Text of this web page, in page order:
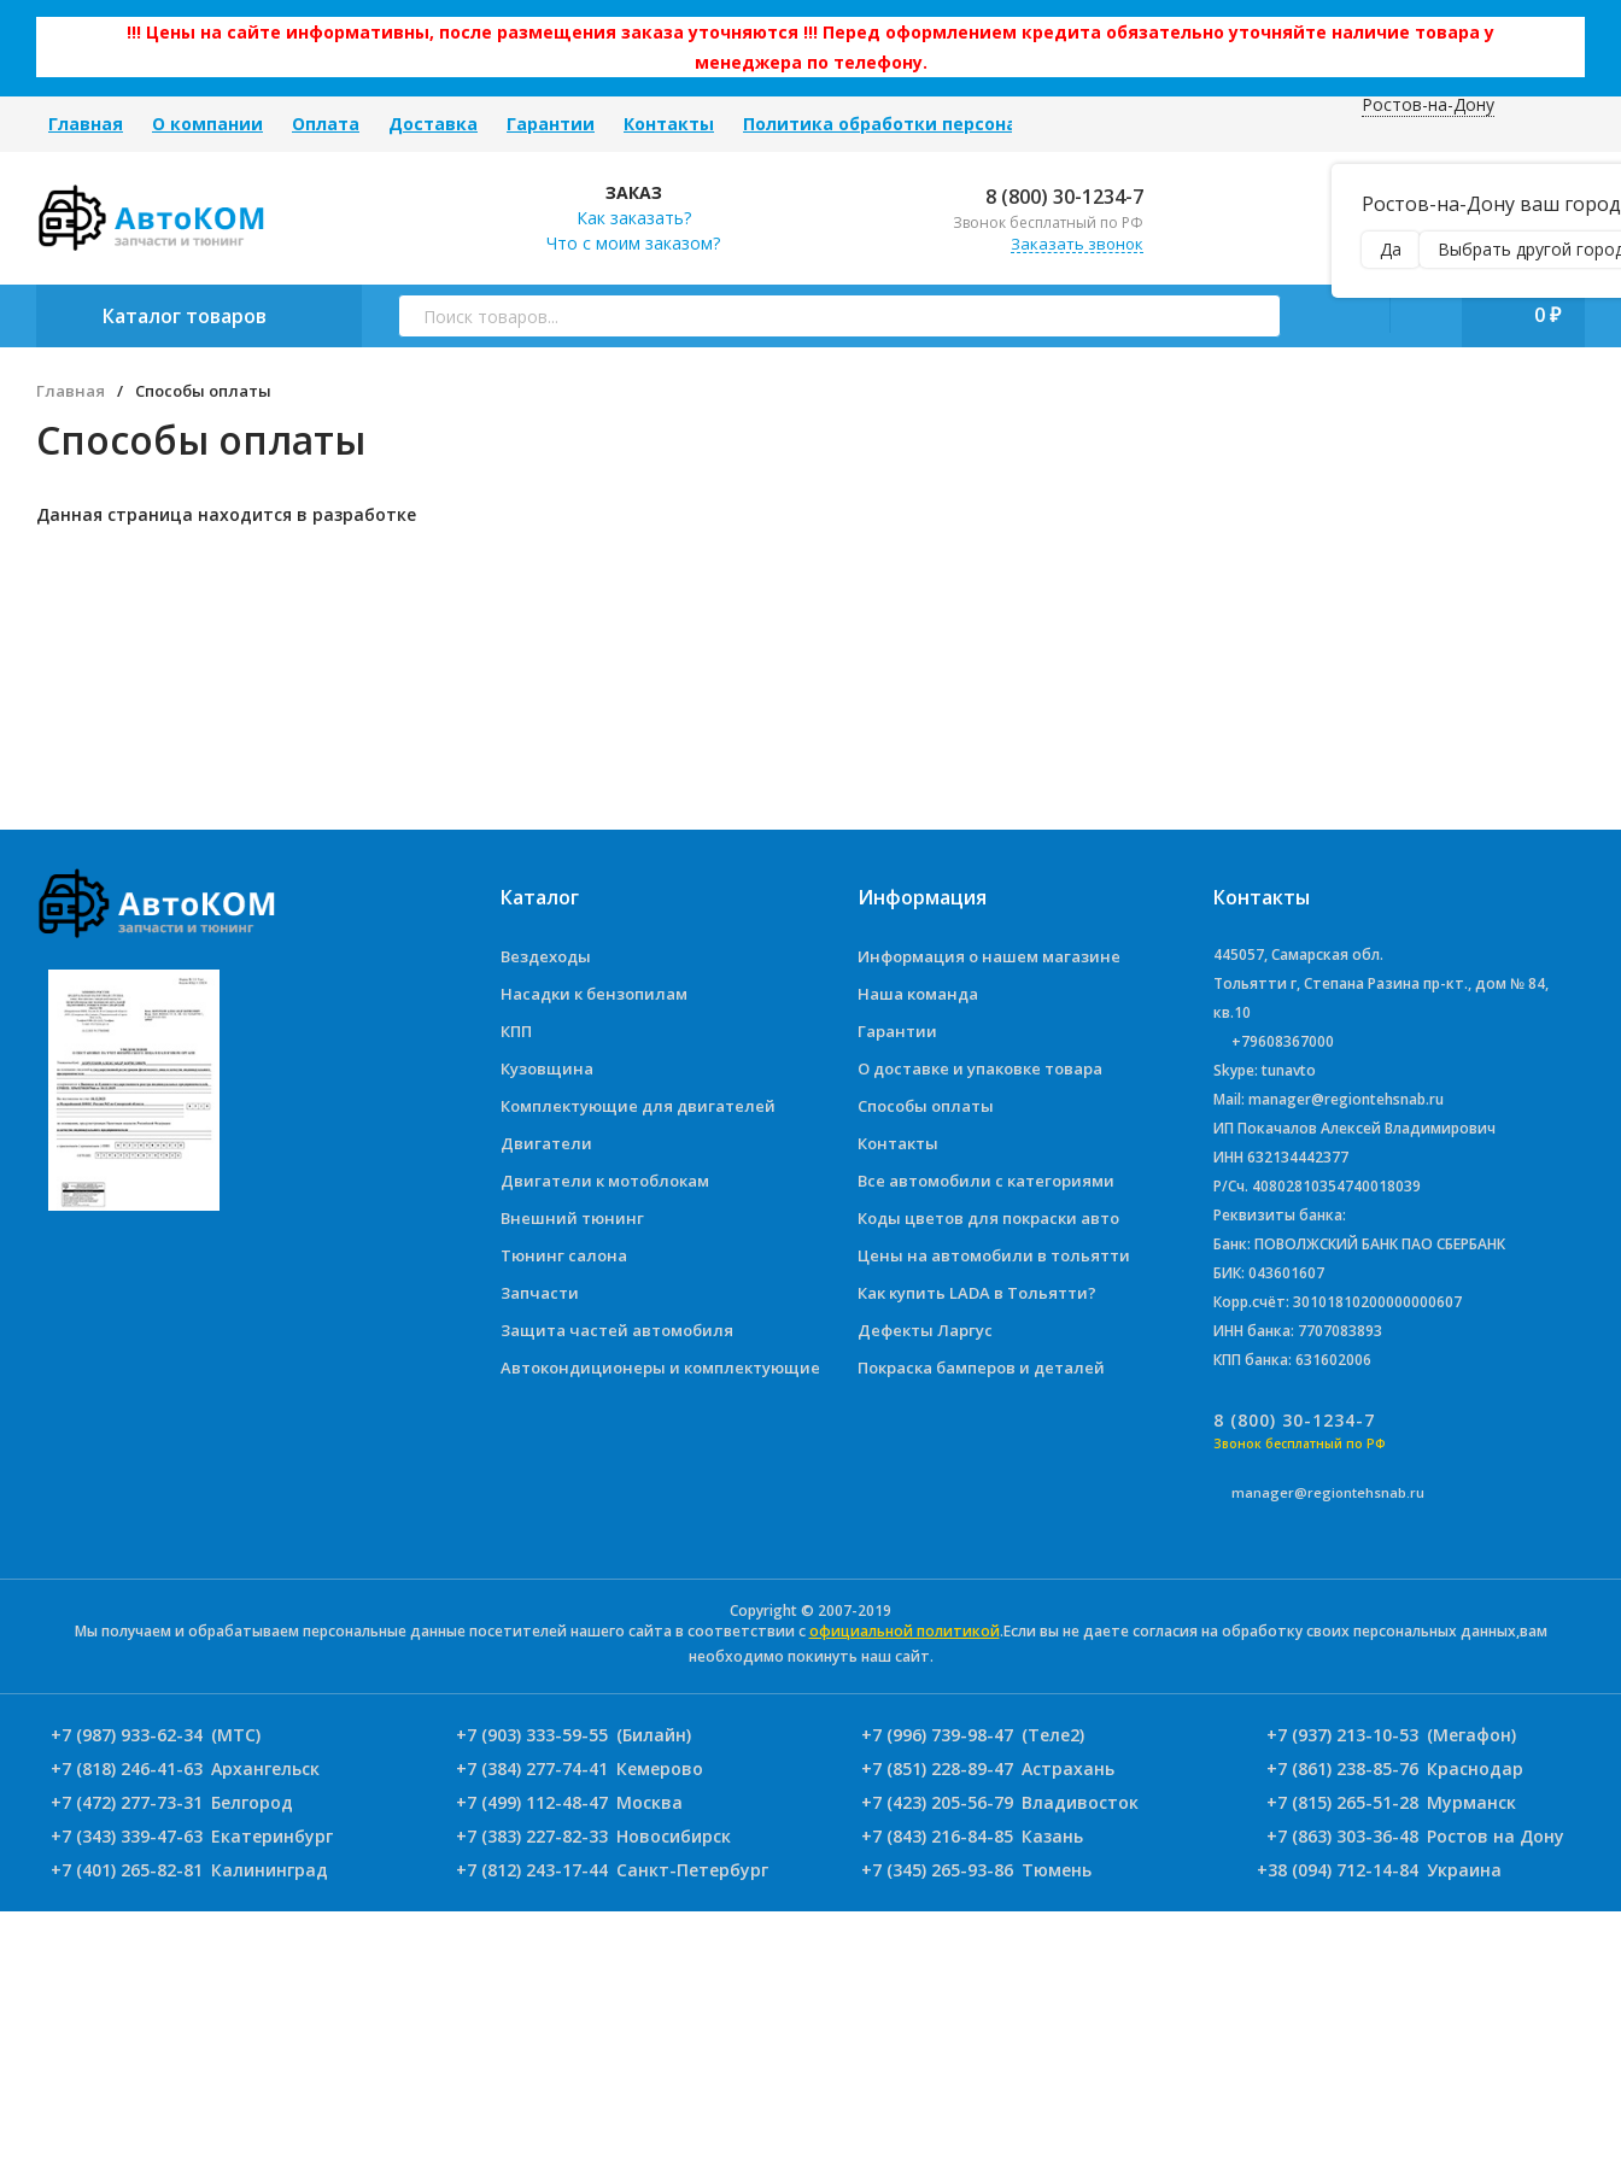
!!! Цены на сайте информативны, после размещения заказа уточняются !!! Перед оформлением кредита обязательно уточняйте наличие товара у
менеджера по телефону.
Главная О компании Оплата Доставка Гарантии Контакты Политика обработки персональных данных
Ростов-на-Дону
Ростов-на-Дону ваш
Да Выбрать другой
ЗАКАЗ
Как заказать?
Что с моим заказом?
8 (800) 30-1234-7
Звонок бесплатный по РФ
Заказать звонок
наложенным платежом!
manager@regiontehsnab.ru
Каталог товаров 0 ₽
Главная / Способы оплаты
Способы оплаты
Данная страница находится в разработке
Каталог
Вездеходы
Насадки к бензопилам
КПП
Кузовщина
Комплектующие для двигателей
Двигатели
Двигатели к мотоблокам
Внешний тюнинг
Тюнинг салона
Запчасти
Защита частей автомобиля
Автокондиционеры и комплектующие
Информация
Информация о нашем магазине
Наша команда
Гарантии
О доставке и упаковке товара
Способы оплаты
Контакты
Все автомобили с категориями
Коды цветов для покраски авто
Цены на автомобили в тольятти
Как купить LADA в Тольятти?
Дефекты Ларгус
Покраска бамперов и деталей
Контакты
445057, Самарская обл.
Тольятти г, Степана Разина пр-кт., дом № 84,
кв.10
+79608367000
Skype: tunavto
Mail: manager@regiontehsnab.ru
ИП Покачалов Алексей Владимирович
ИНН 632134442377
Р/Сч. 40802810354740018039
Реквизиты банка:
Банк: ПОВОЛЖСКИЙ БАНК ПАО СБЕРБАНК
БИК: 043601607
Корр.счёт: 30101810200000000607
ИНН банка: 7707083893
КПП банка: 631602006
8 (800) 30-1234-7
Звонок бесплатный по РФ
manager@regiontehsnab.ru
Copyright © 2007-2019
Мы получаем и обрабатываем персональные данные посетителей нашего сайта в соответствии софициальной политикой.Если вы не даете согласия на обработку своих персональных данных,вам
необходимо покинуть наш сайт.
+7 (987) 933-62-34 (МТС) +7 (903) 333-59-55 (Билайн) +7 (996) 739-98-47 (Теле2) +7 (937) 213-10-53 (Мегафон)
+7 (818) 246-41-63 Архангельск +7 (384) 277-74-41 Кемерово +7 (851) 228-89-47 Астрахань +7 (861) 238-85-76 Краснодар
+7 (472) 277-73-31 Белгород +7 (499) 112-48-47 Москва +7 (423) 205-56-79 Владивосток +7 (815) 265-51-28 Мурманск
+7 (343) 339-47-63 Екатеринбург +7 (383) 227-82-33 Новосибирск +7 (843) 216-84-85 Казань +7 (863) 303-36-48 Ростов на Дону
+7 (401) 265-82-81 Калининград +7 (812) 243-17-44 Санкт-Петербург +7 (345) 265-93-86 Тюмень +38 (094) 712-14-84 Украина